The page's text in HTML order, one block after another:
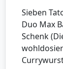
Sieben
Duo Max
Schenk